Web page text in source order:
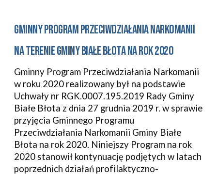
GMINNY PROGRAM PRZECIWDZIAŁANIA NARKOMANII
NA TERENIE GMINY BIAŁE BŁOTA NA ROK 2020
Gminny Program Przeciwdziałania Narkomanii
w roku 2020 realizowany był na podstawie
Uchwały nr RGK.0007.195.2019 Rady Gminy
Białe Błota z dnia 27 grudnia 2019 r. w sprawie
przyjęcia Gminnego Programu
Przeciwdziałania Narkomanii Gminy Białe
Błota na rok 2020. Niniejszy Program na rok
2020 stanowił kontynuację podjętych w latach
poprzednich działań profilaktyczno-